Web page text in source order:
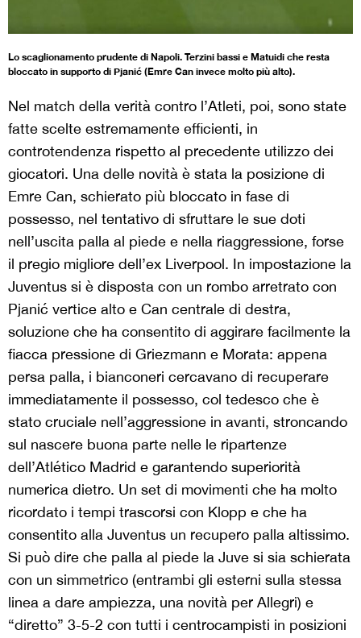
Lo scaglionamento prudente di Napoli. Terzini bassi e Matuidi che resta
bloccato in supporto di Pjanić (Emre Can invece molto più alto).
Nel match della verità contro l’Atleti, poi, sono state
fatte scelte estremamente efficienti, in
controtendenza rispetto al precedente utilizzo dei
giocatori. Una delle novità è stata la posizione di
Emre Can, schierato più bloccato in fase di
possesso, nel tentativo di sfruttare le sue doti
nell’uscita palla al piede e nella riaggressione, forse
il pregio migliore dell’ex Liverpool. In impostazione la
Juventus si è disposta con un rombo arretrato con
Pjanić vertice alto e Can centrale di destra,
soluzione che ha consentito di aggirare facilmente la
fiacca pressione di Griezmann e Morata: appena
persa palla, i bianconeri cercavano di recuperare
immediatamente il possesso, col tedesco che è
stato cruciale nell’aggressione in avanti, stroncando
sul nascere buona parte nelle le ripartenze
dell’Atlético Madrid e garantendo superiorità
numerica dietro. Un set di movimenti che ha molto
ricordato i tempi trascorsi con Klopp e che ha
consentito alla Juventus un recupero palla altissimo.
Si può dire che palla al piede la Juve si sia schierata
con un simmetrico (entrambi gli esterni sulla stessa
linea a dare ampiezza, una novità per Allegri) e
“diretto” 3-5-2 con tutti i centrocampisti in posizioni